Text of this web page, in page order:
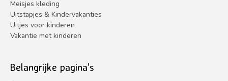
Meisjes kleding
Uitstapjes & Kindervakanties
Uitjes voor kinderen
Vakantie met kinderen
Belangrijke pagina’s